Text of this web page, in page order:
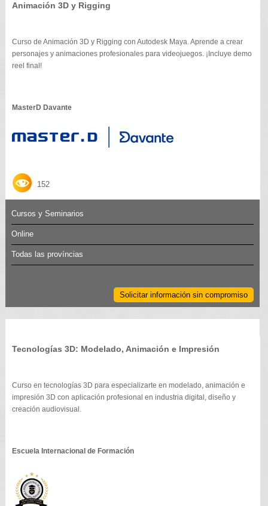
Animación 3D y Rigging
Curso de Animación 3D y Rigging con Autodesk Maya. Aprende a crear
personajes y animaciones profesionales para videojuegos. ¡Incluye demo
reel final!
MasterD Davante
152
Cursos y Seminarios
Online
Todas las províncias
Solicitar información sin compromiso
Tecnologías 3D: Modelado, Animación e Impresión
Curso en tecnologías 3D para especializarte en modelado, animación e
impresión 3D con aplicación profesional en industria digital, diseño y
creación audiovisual.
Escuela Internacional de Formación